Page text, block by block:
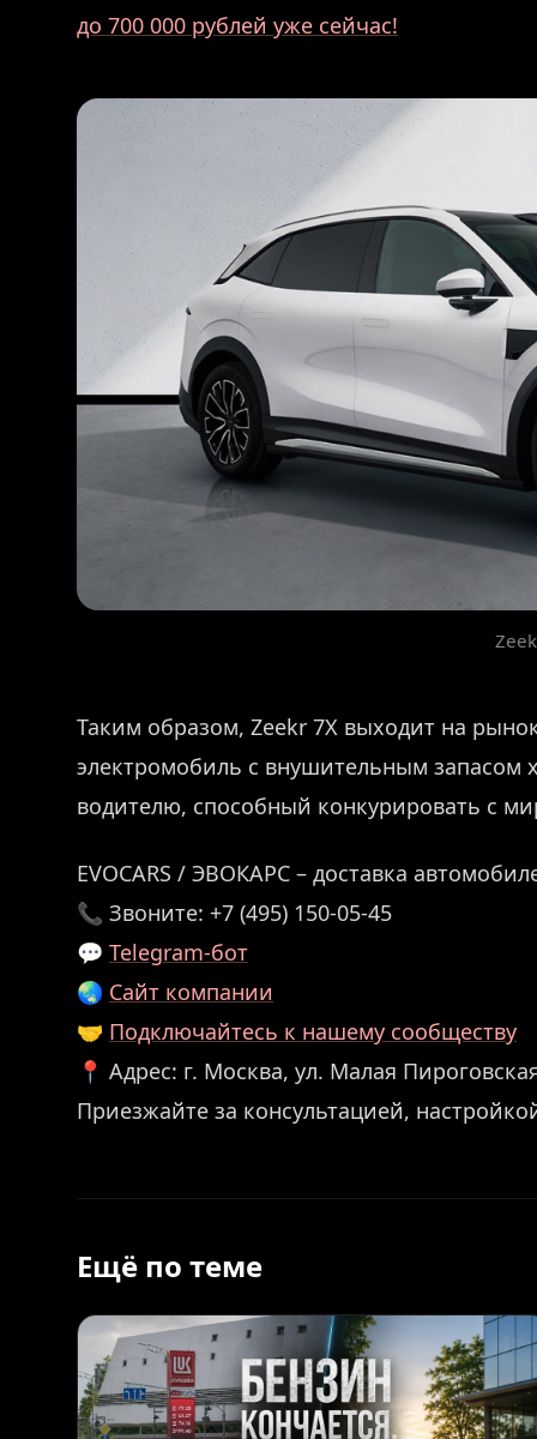
до 700 000 рублей уже сейчас!
Таким образом, Zeekr 7X выходит на
электромобиль с внушительным
водителю, способный конкурировать с
EVOCARS / ЭВОКАРС – доставка
📞 Звоните: +7 (495) 150-05-45
💬 Telegram-бот
🌏 Сайт компании
🤝 Подключайтесь к нашему сообществу
📍 Адрес: г. Москва, ул. Малая
Приезжайте за консультацией,
Ещё по теме